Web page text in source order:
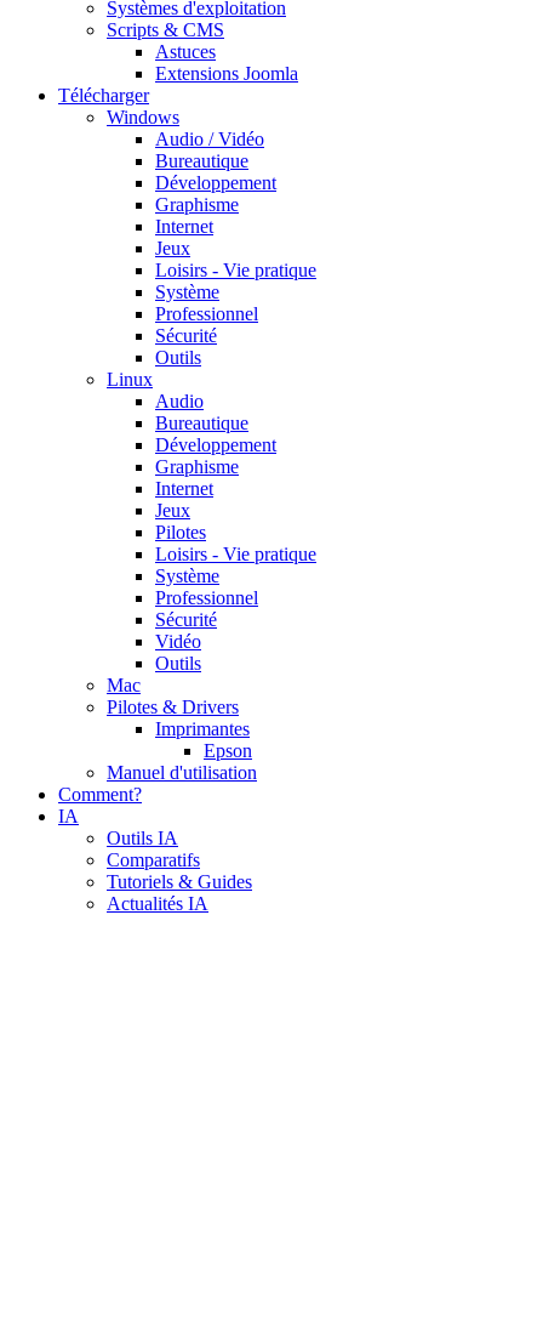
Systèmes d'exploitation
Scripts & CMS
Astuces
Extensions Joomla
Télécharger
Windows
Audio / Vidéo
Bureautique
Développement
Graphisme
Internet
Jeux
Loisirs - Vie pratique
Système
Professionnel
Sécurité
Outils
Linux
Audio
Bureautique
Développement
Graphisme
Internet
Jeux
Pilotes
Loisirs - Vie pratique
Système
Professionnel
Sécurité
Vidéo
Outils
Mac
Pilotes & Drivers
Imprimantes
Epson
Manuel d'utilisation
Comment?
IA
Outils IA
Comparatifs
Tutoriels & Guides
Actualités IA